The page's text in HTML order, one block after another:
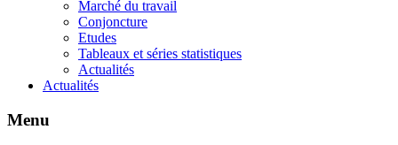
Marché du travail
Conjoncture
Etudes
Tableaux et séries statistiques
Actualités
Actualités
Menu